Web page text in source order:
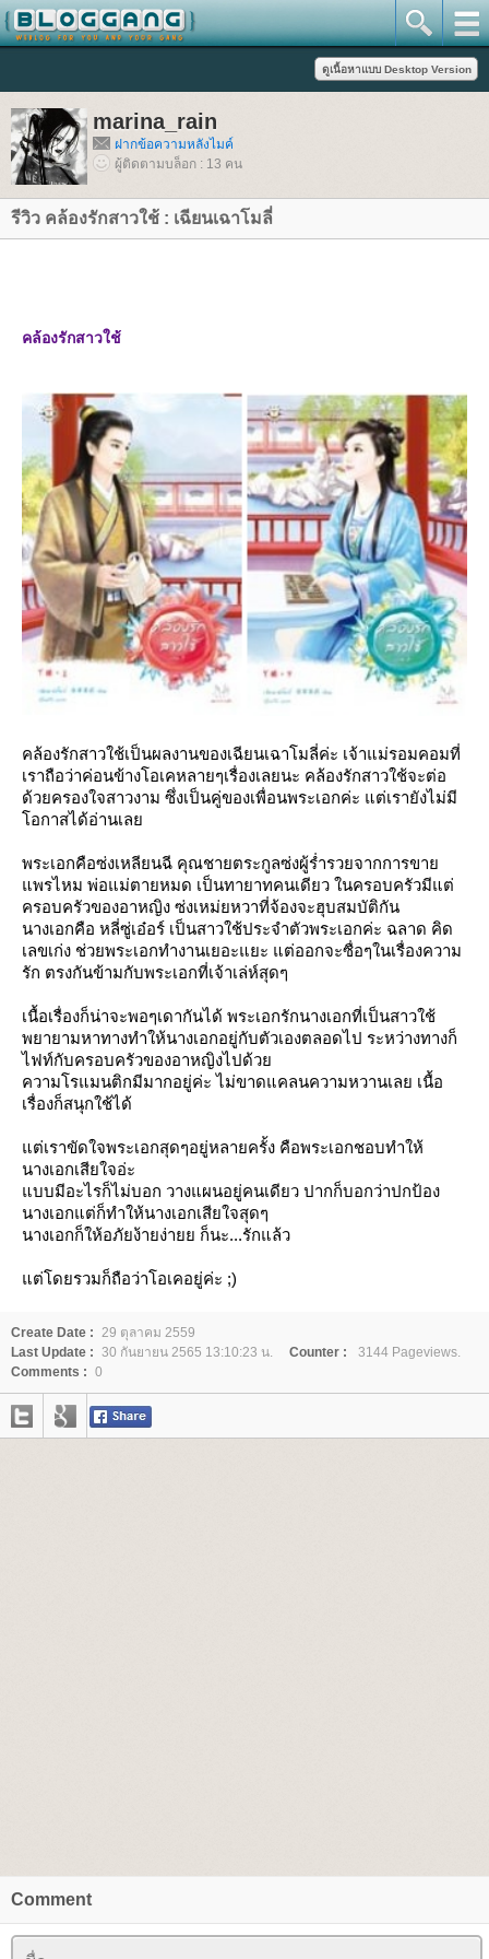
marina_rain
ฝากข้อความหลังไมค์
ผู้ติดตามบล็อก : 13 คน
รีวิว คล้องรักสาวใช้ : เฉียนเฉาโมลี่
คล้องรักสาวใช้
คล้องรักสาวใช้เป็นผลงานของเฉียนเฉาโมลี่ค่ะ เจ้าแม่รอมคอมที่
เราถือว่าค่อนข้างโอเคหลายๆเรื่องเลยนะ คล้องรักสาวใช้จะต่อ
ด้วยครองใจสาวงาม ซึ่งเป็นคู่ของเพื่อนพระเอกค่ะ แต่เรายังไม่มี
อกาสได้อ่านเล
พระเอกคือซ่งเหลียนฉี คุณชายตระกูลซ่งผู้ร่ำรวยจากการขา
พรไหม พ่อแม่ตายหมด เป็นทายาทคนเดียว ในครอบครัวมีแต่
ครอบครัวของอาหญิง ซ่งเหม่ยหวาที่จ้องจะฮุบสมบัติกัน
นางเอกคือ หลี่ซู่เอ๋อร์ เป็นสาวใช้ประจำตัวพระเอกค่ะ ฉลาด คิด
เลขเก่ง ช่วยพระเอกทำงานเยอะแยะ แต่ออกจะซื่อๆในเรื่องความ
รัก ตรงกันข้ามกับพระเอกที่เจ้าเล่ห์สุดๆ
เนื้อเรื่องก็น่าจะพอๆเดากันได้ พระเอกรักนางเอกที่เป็นสาวใช้
พยายามหาทางทำให้นางเอกอยู่กับตัวเองตลอดไป ระหว่างทางก็
ไฟท์กับครอบครัวของอาหญิงไปด้ว
ความโรแมนติกมีมากอยู่ค่ะ ไม่ขาดแคลนความหวานเลย เนื้อ
เรื่องก็สนุกใช้ได้
ต่เราขัดใจพระเอกสุดๆอยู่หลายครั้ง คือพระเอกชอบทำให้
นางเอกเสียใจอ่ะ
บบมีอะไรก็ไม่บอก วางแผนอยู่คนเดียว ปากก็บอกว่าปกป้อง
นางเอกแต่ก็ทำให้นางเอกเสียใจสุดๆ
นางเอกก็ให้อภัยง้ายง่ายย ก็นะ...รักแล้ว
ต่โดยรวมก็ถือว่าโอเคอยู่ค่ะ ;)
Create Date : 29 ตุลาคม 2559
Last Update : 30 กันยายน 2565 13:10:23 น. Counter :
3144 Pageviews.
Comments : 0
Comment